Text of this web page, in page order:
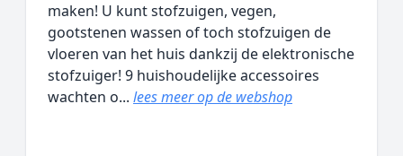
maken! U kunt stofzuigen, vegen,
gootstenen wassen of toch stofzuigen de
vloeren van het huis dankzij de elektronische
stofzuiger! 9 huishoudelijke accessoires
wachten o... lees meer op de webshop